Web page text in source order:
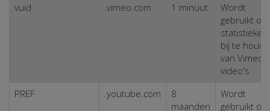
vuid
.vimeo.com 1 minuut
Wordt
gebruikt om
statistieken
bij te
van Vimeo
video's
PREF
.youtube.com
8
maanden
Wordt
gebruikt om